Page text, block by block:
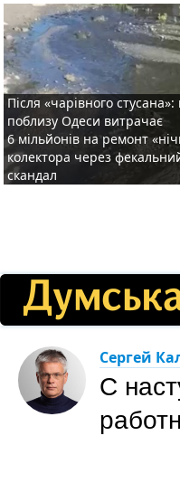
Після «чарівного
поблизу Одеси витрачає
6 мільйонів на ремонт
колектора через
скандал
Сергей
С